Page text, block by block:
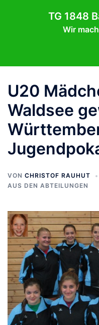
TG 1848
Wir
U20
Waldsee
VON CHRISTOF RAUHUT
AUS DEN ABTEILUNGEN